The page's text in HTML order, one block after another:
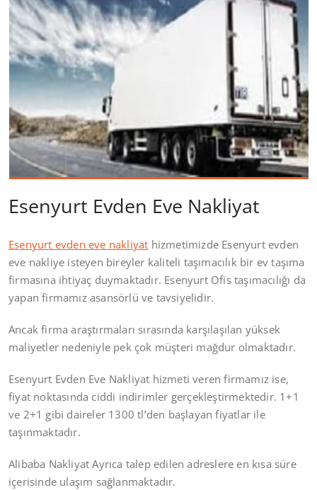
Esenyurt Evden Eve Nakliyat
Esenyurt evden eve nakliyat hizmetimizde Esenyurt evden
eve nakliye isteyen bireyler kaliteli taşımacılık bir ev taşıma
firmasına ihtiyaç duymaktadır. Esenyurt Ofis taşımacılığı da
yapan firmamız asansörlü ve tavsiyelidir.
Ancak firma araştırmaları sırasında karşılaşılan yüksek
maliyetler nedeniyle pek çok müşteri mağdur olmaktadır.
Esenyurt Evden Eve Nakliyat hizmeti veren firmamız ise,
fiyat noktasında ciddi indirimler gerçekleştirmektedir. 1+1
ve 2+1 gibi daireler 1300 tl’den başlayan fiyatlar ile
taşınmaktadır.
Alibaba Nakliyat Ayrıca talep edilen adreslere en kısa süre
içerisinde ulaşım sağlanmaktadır.